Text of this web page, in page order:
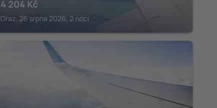
4 204 Kč
Graz, 26 srpna 2026, 2 noci